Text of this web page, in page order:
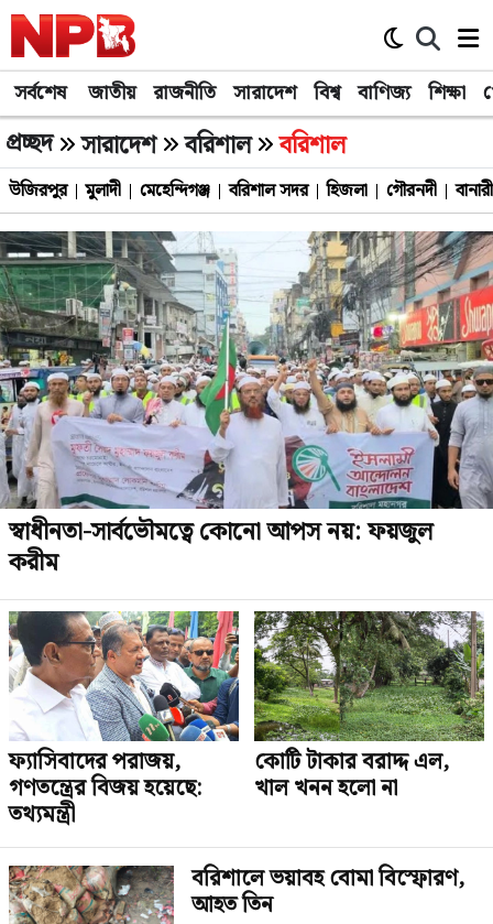
সর্বশেষ জাতীয় রাজনীতি সারাদেশ বিশ্ব বাণিজ্য শিক্ষা
প্রচ্ছদ সারাদেশ বরিশাল বরিশাল
উজিরপুর মুলাদী মেহেন্দিগঞ্জ বরিশাল সদর হিজলা গৌরনদী
স্বাধীনতা-সার্বভৌমত্বে কোনো আপস নয়: ফয়জুল
করীম
ফ্যাসিবাদের পরাজয়,
গণতন্ত্রের বিজয় হয়েছে:
তথ্যমন্ত্রী
কোটি টাকার বরাদ্দ এল,
খাল খনন হলো না
বরিশালে ভয়াবহ বোমা বিস্ফোরণ,
আহত তিন